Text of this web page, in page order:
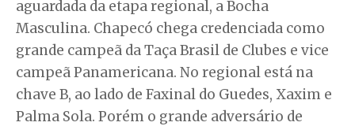
aguardada da etapa regional, a Bocha
Masculina. Chapecó chega credenciada como
grande campeã da Taça Brasil de Clubes e vice
campeã Panamericana. No regional está na
chave B, ao lado de Faxinal do Guedes, Xaxim e
Palma Sola. Porém o grande adversário de